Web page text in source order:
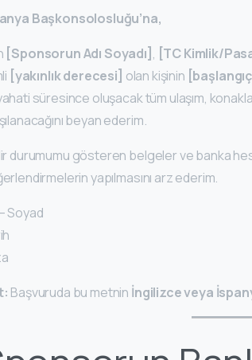
Başkonsolosluğu’na,
[Sponsorun Adı Soyadı] , [TC Kimlik/
[yakınlık derecesi] olan kişinin
süresince oluşacak tüm ulaşım,
beyan ederim.
durumumu gösteren belgeler ve banka
yapılmasını arz ederim.
Soyad
Başvuruda bu metnin İngilizce veya